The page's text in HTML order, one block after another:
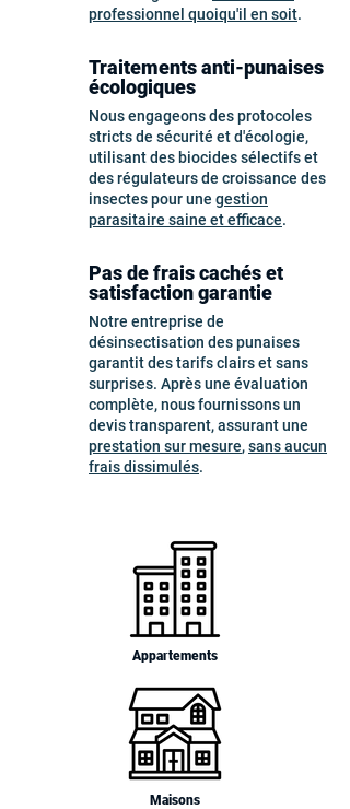
professionnel quoiqu'il en soit.
Traitements anti-punaises
écologiques
Nous engageons des protocoles
stricts de sécurité et d'écologie,
utilisant des biocides sélectifs et
des régulateurs de croissance des
insectes pour une gestion
parasitaire saine et efficace.
Pas de frais cachés et
satisfaction garantie
Notre entreprise de
désinsectisation des punaises
garantit des tarifs clairs et sans
surprises. Après une évaluation
complète, nous fournissons un
devis transparent, assurant une
prestation sur mesure,sans aucun
frais dissimulés.
Appartements
Maisons